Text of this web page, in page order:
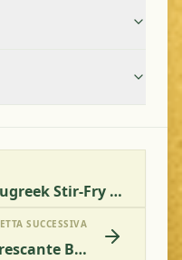
Eggplant And Fenugreek Stir-Fry (Methi Baingan)
SUCCESSIVA
False Ka Sharbat - Rinfrescante Bevanda Estiva